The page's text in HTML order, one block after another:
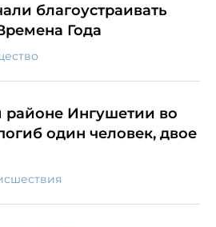
благоустраивать
Года
районе Ингушетии во
один человек, двое